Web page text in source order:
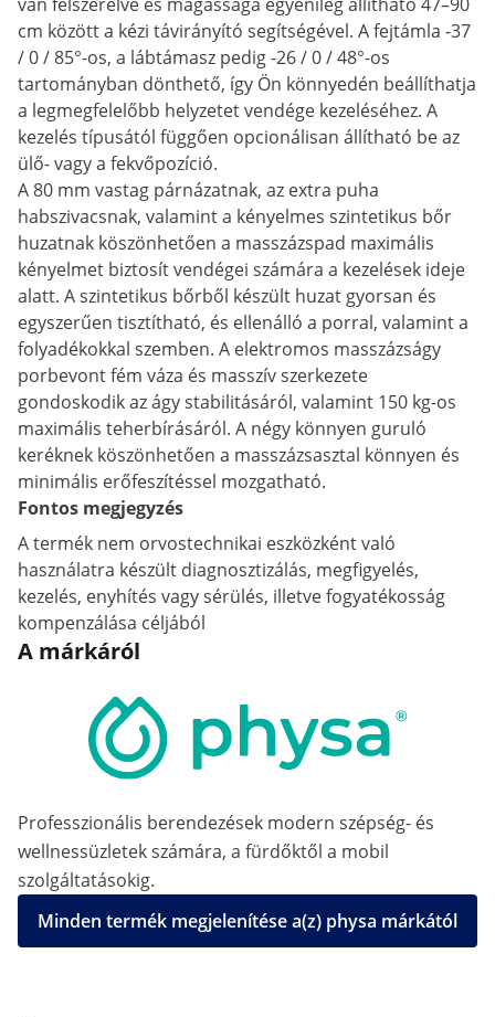
cm között a kézi távirányító segítségével. A fejtámla -37
/ 0 / 85°-os, a lábtámasz pedig -26 / 0 / 48°-os
tartományban dönthető, így Ön könnyedén beállíthatja
a legmegfelelőbb helyzetet vendége kezeléséhez. A
kezelés típusától függően opcionálisan állítható be az
ülő- vagy a fekvőpozíció.
A 80 mm vastag párnázatnak, az extra puha
habszivacsnak, valamint a kényelmes szintetikus bőr
huzatnak köszönhetően a masszázspad maximális
kényelmet biztosít vendégei számára a kezelések ideje
alatt. A szintetikus bőrből készült huzat gyorsan és
egyszerűen tisztítható, és ellenálló a porral, valamint a
folyadékokkal szemben. A elektromos masszázságy
porbevont fém váza és masszív szerkezete
gondoskodik az ágy stabilitásáról, valamint 150 kg-os
maximális teherbírásáról. A négy könnyen guruló
keréknek köszönhetően a masszázsasztal könnyen és
minimális erőfeszítéssel mozgatható.
Fontos megjegyzés
A termék nem orvostechnikai eszközként való
használatra készült diagnosztizálás, megfigyelés,
kezelés, enyhítés vagy sérülés, illetve fogyatékosság
kompenzálása céljából
A márkáról
Professzionális berendezések modern szépség- és
wellnessüzletek számára, a fürdőktől a mobil
szolgáltatásokig.
Minden termék megjelenítése a(z) physa márkától